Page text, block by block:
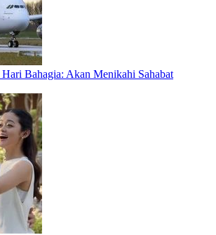
Bahagia: Akan Menikahi Sahabat